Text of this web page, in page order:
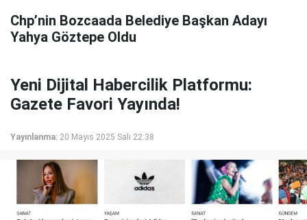
Chp’nin Bozcaada Belediye Başkan Adayı
Yahya Göztepe Oldu
Yeni Dijital Habercilik Platformu:
Gazete Favori Yayında!
Yayınlanma: 20 Mayıs 2025 Salı 22:38